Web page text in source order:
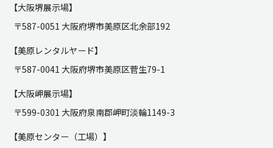
【大阪堺展示場】
〒587-0051 大阪府堺市美原区北余部192
【美原レンタルヤード】
〒587-0041 大阪府堺市美原区菅生79-1
【大阪岬展示場】
〒599-0301 大阪府泉南郡岬町淡輪1149-3
【美原センター（工場）】